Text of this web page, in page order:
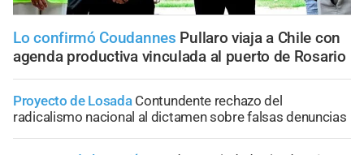
Lo confirmó Coudannes Pullaro viaja a Chile con
agenda productiva vinculada al puerto de Rosario
Proyecto de Losada Contundente rechazo del
radicalismo nacional al dictamen sobre falsas denuncias